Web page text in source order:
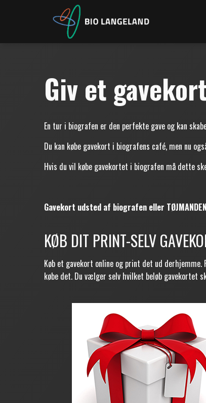
Giv et
En tur i biografen er den perfekte gave og kan
Du kan købe gavekort i biografens café, men nu
Hvis du vil købe gavekortet i biografen må dette
Gavekort udsted af biografen eller
KØB DIT PRINT-SELV
Køb et gavekort online og print det ud
købe det. Du vælger selv hvilket beløb gavekortet